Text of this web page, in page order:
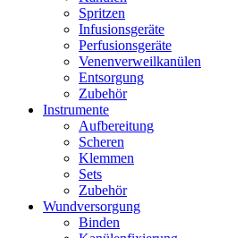
Spritzen
Infusionsgeräte
Perfusionsgeräte
Venenverweilkanülen
Entsorgung
Zubehör
Instrumente
Aufbereitung
Scheren
Klemmen
Sets
Zubehör
Wundversorgung
Binden